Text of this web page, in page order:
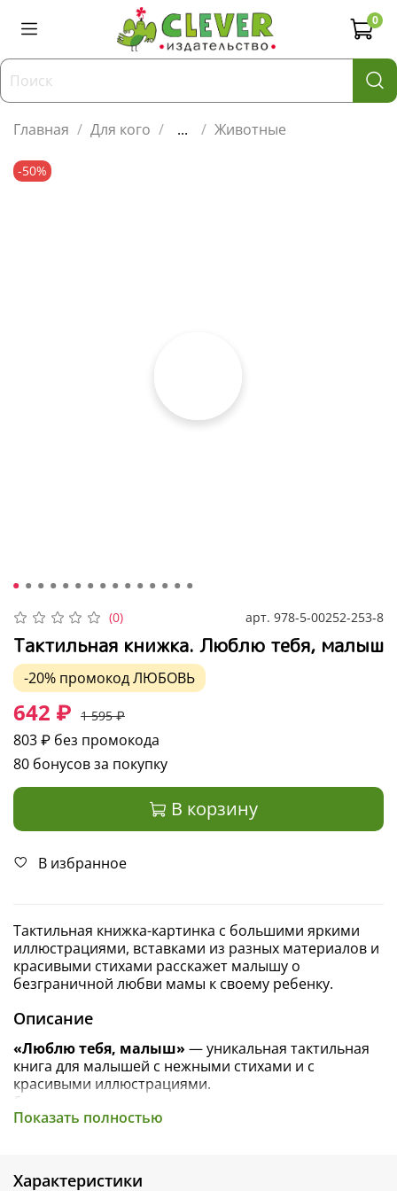
0
Главная Для кого ... Животные
-50%
(0) арт. 978-5-00252-253-8
Тактильная книжка. Люблю тебя, малыш
-20% промокодЛЮБОВЬ
642 ₽ 1 595 ₽
803 ₽ без промокода
80 бонусов за покупку
В корзину
В избранное
Тактильная книжка-картинка с большими яркими
иллюстрациями, вставками из разных материалов и
красивыми стихами расскажет малышу о
безграничной любви мамы к своему ребенку.
Описание
«Люблю тебя, малыш» — уникальная тактильная
книга для малышей с нежными стихами и с
красивыми иллюстрациями.
6 тактильных вставок из разных материалов на
каждом развороте книги для малышей помогут
желтого блестящего солнышка, погладить гладкий
Показать полностью
Характеристики